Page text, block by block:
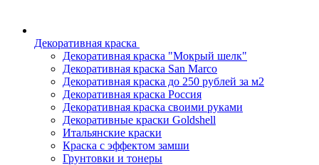
Декоративная краска
Декоративная краска "Мокрый шелк"
Декоративная краска San Marco
Декоративная краска до 250 рублей за м2
Декоративная краска Россия
Декоративная краска своими руками
Декоративные краски Goldshell
Итальянские краски
Краска с эффектом замши
Грунтовки и тонеры